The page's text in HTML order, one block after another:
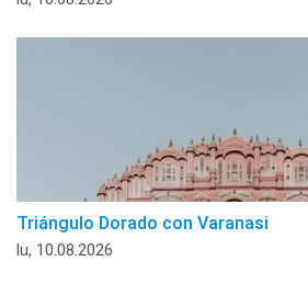
Triángulo Dorado con Varanasi
lu, 10.08.2026